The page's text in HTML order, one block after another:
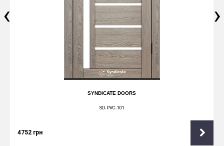
SYNDICATE DOORS
SD-PVC-101
4752 грн
‹ ›